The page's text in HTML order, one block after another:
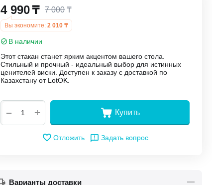
4 990₸ 7 000 ₸
Вы экономите: 2 010 ₸
В наличии
Этот стакан станет ярким акцентом вашего стола.
Стильный и прочный - идеальный выбор для истинных
ценителей виски. Доступен к заказу с доставкой по
Казахстану от LotOK.
+
− Купить
Отложить Задать вопрос
Варианты доставки